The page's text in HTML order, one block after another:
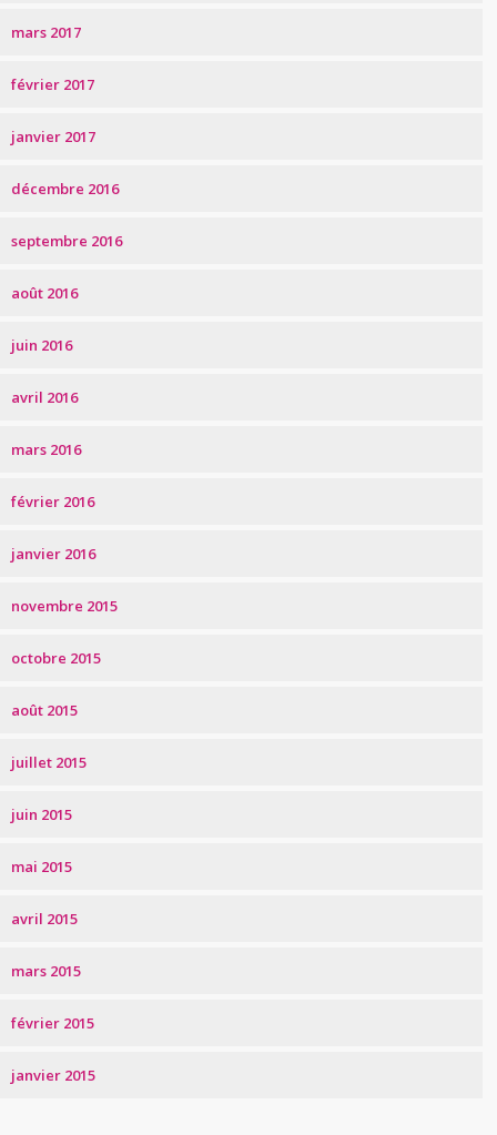
mars 2017
février 2017
janvier 2017
décembre 2016
septembre 2016
août 2016
juin 2016
avril 2016
mars 2016
février 2016
janvier 2016
novembre 2015
octobre 2015
août 2015
juillet 2015
juin 2015
mai 2015
avril 2015
mars 2015
février 2015
janvier 2015